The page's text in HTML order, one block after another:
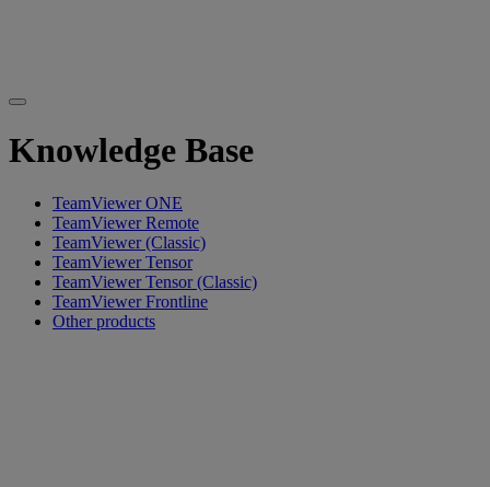
Knowledge Base
TeamViewer ONE
TeamViewer Remote
TeamViewer (Classic)
TeamViewer Tensor
TeamViewer Tensor (Classic)
TeamViewer Frontline
Other products